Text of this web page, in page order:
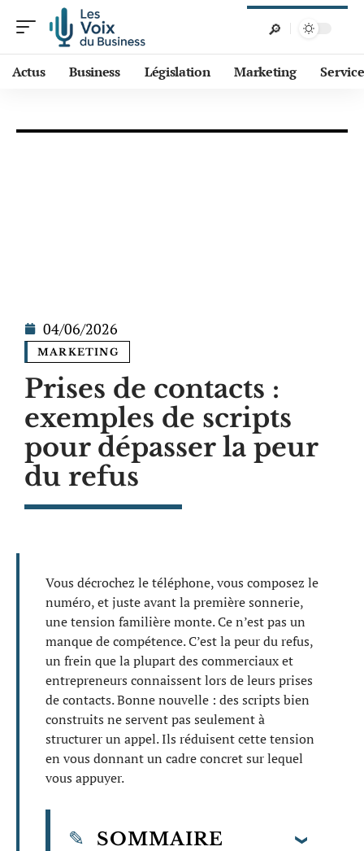
Actus Business Législation Marketing
04/06/2026
MARKETING
Prises de contacts :
exemples de scripts
pour dépasser la peur
du refus
Vous décrochez le téléphone, vous composez le
numéro, et juste avant la première sonnerie,
une tension familière monte. Ce n’est pas un
manque de compétence. C’est la peur du refus,
un frein que la plupart des commerciaux et
entrepreneurs connaissent lors de leurs prises
de contacts. Bonne nouvelle : des scripts bien
construits ne servent pas seulement à
structurer un appel. Ils réduisent cette tension
en vous donnant un cadre concret sur lequel
vous appuyer.
SOMMAIRE